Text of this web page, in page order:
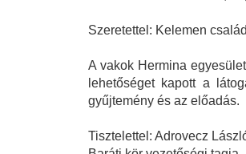
Szeretettel: Kelemen
A vakok Hermina
lehetőséget kapott a
gyűjtemény és az előadás.
Tisztelettel: Adrovecz